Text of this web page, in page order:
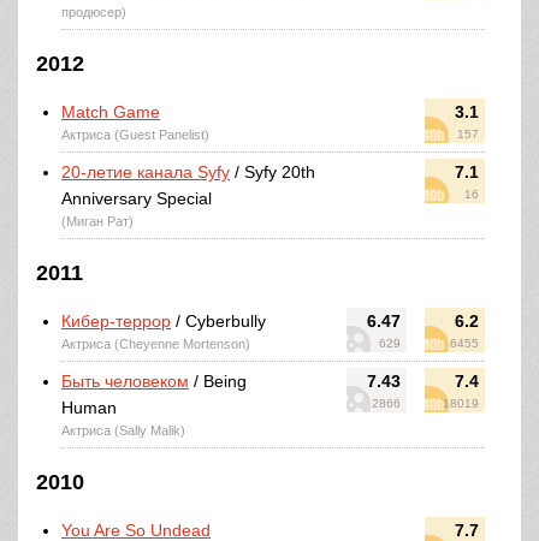
продюсер)
2012
3.1
157
Match Game
Актриса (Guest Panelist)
7.1
16
20-летие канала Syfy / Syfy 20th
Anniversary Special
(Миган Рат)
2011
6.47
629
6.2
6455
Кибер-террор / Cyberbully
Актриса (Cheyenne Mortenson)
7.43
2866
7.4
18019
Быть человеком / Being
Human
Актриса (Sally Malik)
2010
7.7
You Are So Undead